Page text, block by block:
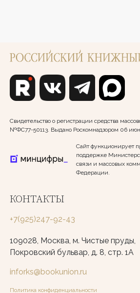
Свидетельство о регистрации средства
№ФС77-50113. Выдано Роскомнадзором 06
Сайт функционирует
поддержке
связи и массовых
Федерации.
КОНТАКТЫ
+7(925)247-92-43
109028, Москва, м. Чистые пруды,
Покровский бульвар, д. 8, стр. 1А
inforks@bookunion.ru
Политика конфиденциальности